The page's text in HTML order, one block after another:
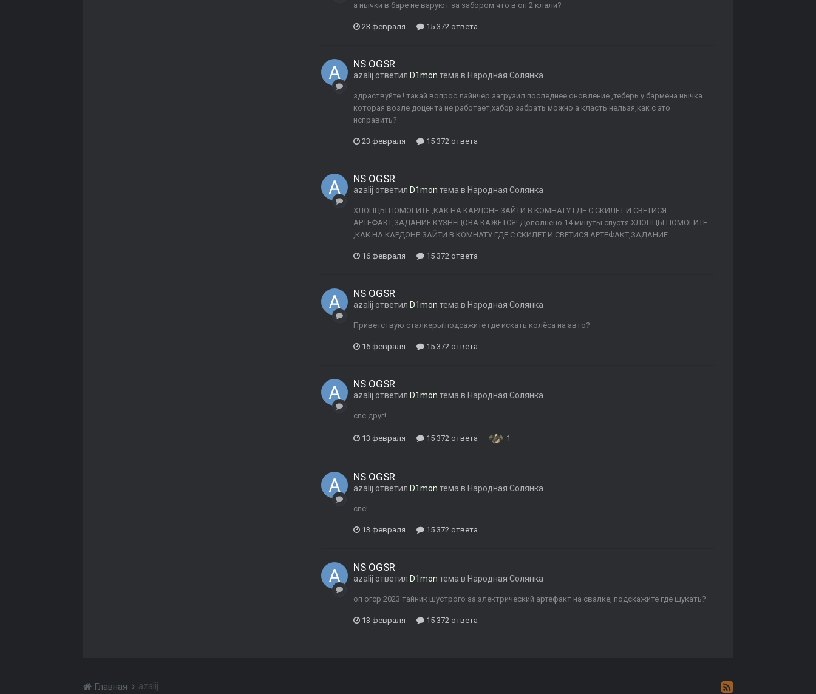
а нычки в баре не варуют за забором что в оп 2 клали?
23 февраля 15 372 ответа
NS OGSR
azalij ответил D1mon тема в Народная Солянка
здраствуйте ! такай вопрос лайнчер загрузил последнее оновление ,теберь у бармена нычка
которая возле доцента не работает,хабор забрать можно а класть нельзя,как с это
исправить?
23 февраля 15 372 ответа
NS OGSR
azalij ответил D1mon тема в Народная Солянка
ХЛОПЦЫ ПОМОГИТЕ ,КАК НА КАРДОНЕ ЗАЙТИ В КОМНАТУ ГДЕ С СКИЛЕТ И СВЕТИСЯ
АРТЕФАКТ,ЗАДАНИЕ КУЗНЕЦОВА КАЖЕТСЯ! Дополнено 14 минуты спустя ХЛОПЦЫ ПОМОГИТЕ
,КАК НА КАРДОНЕ ЗАЙТИ В КОМНАТУ ГДЕ С СКИЛЕТ И СВЕТИСЯ АРТЕФАКТ,ЗАДАНИЕ...
16 февраля 15 372 ответа
NS OGSR
azalij ответил D1mon тема в Народная Солянка
Приветствую сталкеры!подсажите где искать колёса на авто?
16 февраля 15 372 ответа
NS OGSR
azalij ответил D1mon тема в Народная Солянка
спс друг!
13 февраля 15 372 ответа 1
NS OGSR
azalij ответил D1mon тема в Народная Солянка
спс!
13 февраля 15 372 ответа
NS OGSR
azalij ответил D1mon тема в Народная Солянка
оп огср 2023 тайник шустрого за электрический артефакт на свалке, подскажите где шукать?
13 февраля 15 372 ответа
Главная azalij